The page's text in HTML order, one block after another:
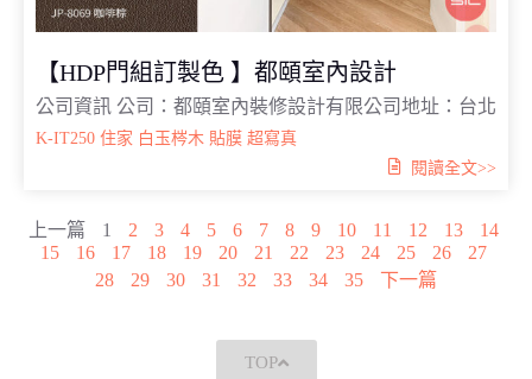
【HDP門組訂製色 】都頤室內設計
公司資訊 公司：都頤室內裝修設計有限公司地址：台北
K-IT250 住家 白玉梣木 貼膜 超寫真
閱讀全文>>
上一篇 1 2 3 4 5 6 7 8 9 10 11 12 13
14
15
16 17 18 19 20 21 22 23 24 25 26
27
28
29 30 31 32 33 34 35 下一篇
TOP